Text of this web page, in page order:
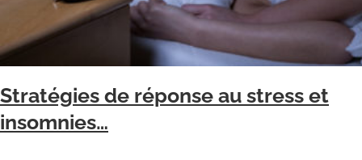
Stratégies de réponse au stress et
insomnies…